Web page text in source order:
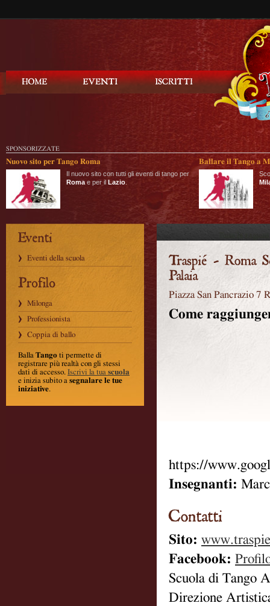
SPONSORIZZATE
Nuovo sito per Tango Roma
Il nuovo sito con tutti gli eventi di tango per
Roma e per il Lazio
Ballare il Tango a
Eventi della scuola
Milonga
Professionista
Coppia di ballo
Balla Tango ti permette di
registrare più realtà con gli stessi
dati di accesso. Iscrivi la tua scuola
e inizia subito a segnalare le tue
iniziative.
Piazza San Pancrazio 7
Come
https://
Insegnanti:
Sito:
Facebook:
Scuola di Tango
Direzione